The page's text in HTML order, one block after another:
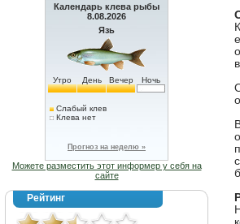
Календарь клева рыбы
8.08.2026
Язь
Утро День Вечер Ночь
Слабый клев
Клева нет
Прогноз на неделю »
Можете разместить этот информер у себя на
сайте
Рейтинг